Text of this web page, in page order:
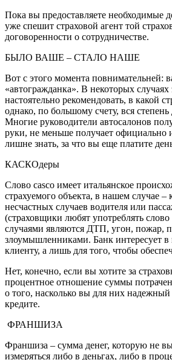
Пока вы предоставляете необходимые
уже спешит страховой агент той
договоренности о сотрудничестве.
БЫЛО ВАШЕ – СТАЛО НАШЕ
Вот с этого момента повнимательней:
«автогражданка». В некоторых
настоятельно рекомендовать, в какой
однако, по большому счету, вся
Многие руководители автосалонов
руки, не меньше получает официально
лишне знать, за что вы еще платите
КАСКОдеры
Слово casco имеет итальянское
страхуемого объекта, в нашем случае
несчастных случаев водителя или
(страховщики любят употреблять
случаями являются ДТП, угон, пожар,
злоумышленниками. Банк интересует в
клиенту, а лишь для того, чтобы
Нет, конечно, если вы хотите за
процентное отношение суммы
о того, насколько вы для них
кредите.
ФРАНШИЗА
Франшиза – сумма денег, которую не
измеряться либо в деньгах, либо в